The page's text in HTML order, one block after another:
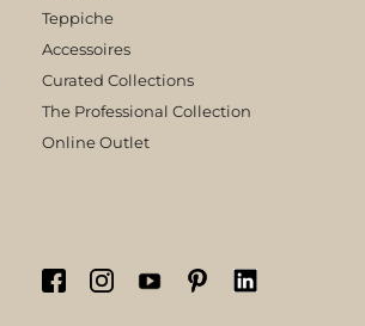
Teppiche
Accessoires
Curated Collections
The Professional Collection
Online Outlet